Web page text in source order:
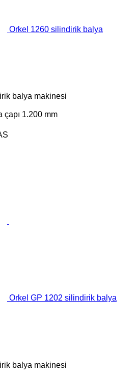
Orkel 1260 silindirik balya
balya makinesi
çapı 1.200 mm
Orkel GP 1202 silindirik balya
balya makinesi